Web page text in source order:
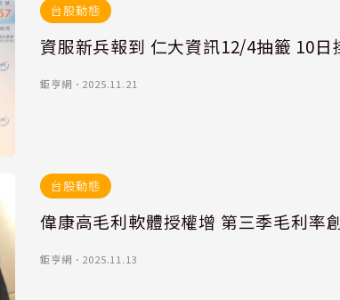
台股動態
資服新兵報到 仁大資訊12/4抽籤 10日
鉅亨網 ． 2025.11.21
台股動態
偉康高毛利軟體授權增 第三季毛利率
鉅亨網 ． 2025.11.13